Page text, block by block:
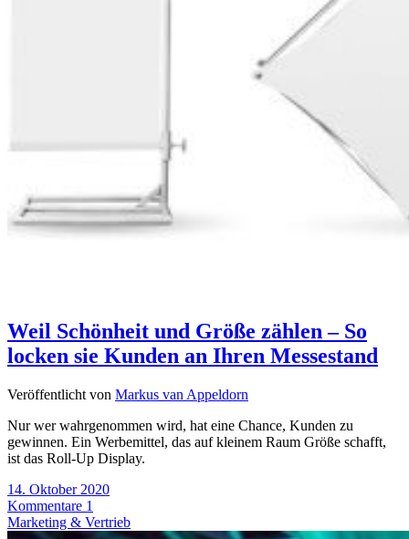
Weil Schönheit und Größe zählen – So
locken sie Kunden an Ihren Messestand
Veröffentlicht von Markus van Appeldorn
Nur wer wahrgenommen wird, hat eine Chance, Kunden zu
gewinnen. Ein Werbemittel, das auf kleinem Raum Größe schafft,
ist das Roll-Up Display.
14. Oktober 2020
Kommentare 1
Marketing & Vertrieb